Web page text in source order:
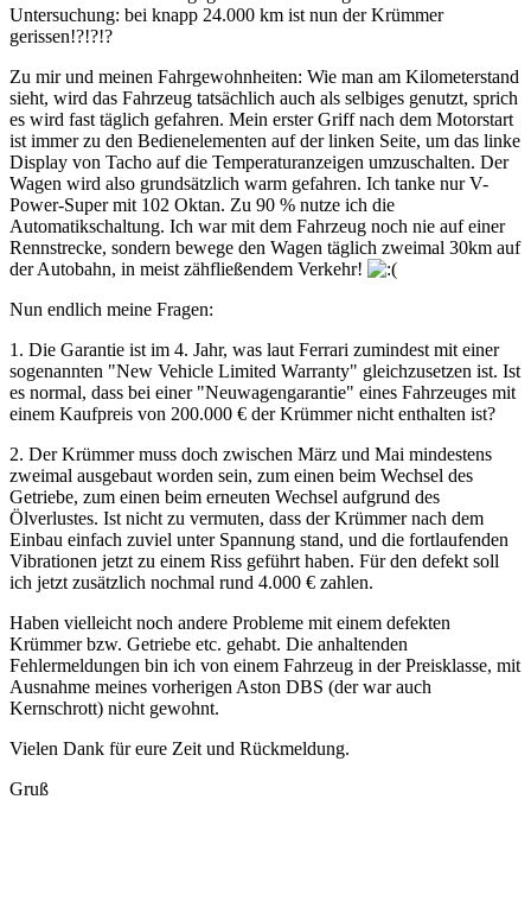
Untersuchung: bei knapp 24.000 km ist nun der Krümmer
gerissen!?!?!?
Zu mir und meinen Fahrgewohnheiten: Wie man am Kilometerstand
sieht, wird das Fahrzeug tatsächlich auch als selbiges genutzt, sprich
es wird fast täglich gefahren. Mein erster Griff nach dem Motorstart
ist immer zu den Bedienelementen auf der linken Seite, um das linke
Display von Tacho auf die Temperaturanzeigen umzuschalten. Der
Wagen wird also grundsätzlich warm gefahren. Ich tanke nur V-
Power-Super mit 102 Oktan. Zu 90 % nutze ich die
Automatikschaltung. Ich war mit dem Fahrzeug noch nie auf einer
Rennstrecke, sondern bewege den Wagen täglich zweimal 30km auf
der Autobahn, in meist zähfließendem Verkehr!
Nun endlich meine Fragen:
1. Die Garantie ist im 4. Jahr, was laut Ferrari zumindest mit einer
sogenannten "New Vehicle Limited Warranty" gleichzusetzen ist. Ist
es normal, dass bei einer "Neuwagengarantie" eines Fahrzeuges mit
einem Kaufpreis von 200.000 € der Krümmer nicht enthalten ist?
2. Der Krümmer muss doch zwischen März und Mai mindestens
zweimal ausgebaut worden sein, zum einen beim Wechsel des
Getriebe, zum einen beim erneuten Wechsel aufgrund des
Ölverlustes. Ist nicht zu vermuten, dass der Krümmer nach dem
Einbau einfach zuviel unter Spannung stand, und die fortlaufenden
Vibrationen jetzt zu einem Riss geführt haben. Für den defekt soll
ich jetzt zusätzlich nochmal rund 4.000 € zahlen.
Haben vielleicht noch andere Probleme mit einem defekten
Krümmer bzw. Getriebe etc. gehabt. Die anhaltenden
Fehlermeldungen bin ich von einem Fahrzeug in der Preisklasse, mit
Ausnahme meines vorherigen Aston DBS (der war auch
Kernschrott) nicht gewohnt.
Vielen Dank für eure Zeit und Rückmeldung.
Gruß